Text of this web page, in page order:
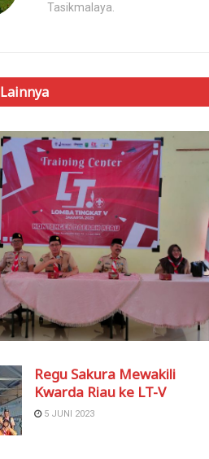
Tasikmalaya.
Lainnya
Regu Sakura Mewakili
Kwarda Riau ke LT-V
5 JUNI 2023